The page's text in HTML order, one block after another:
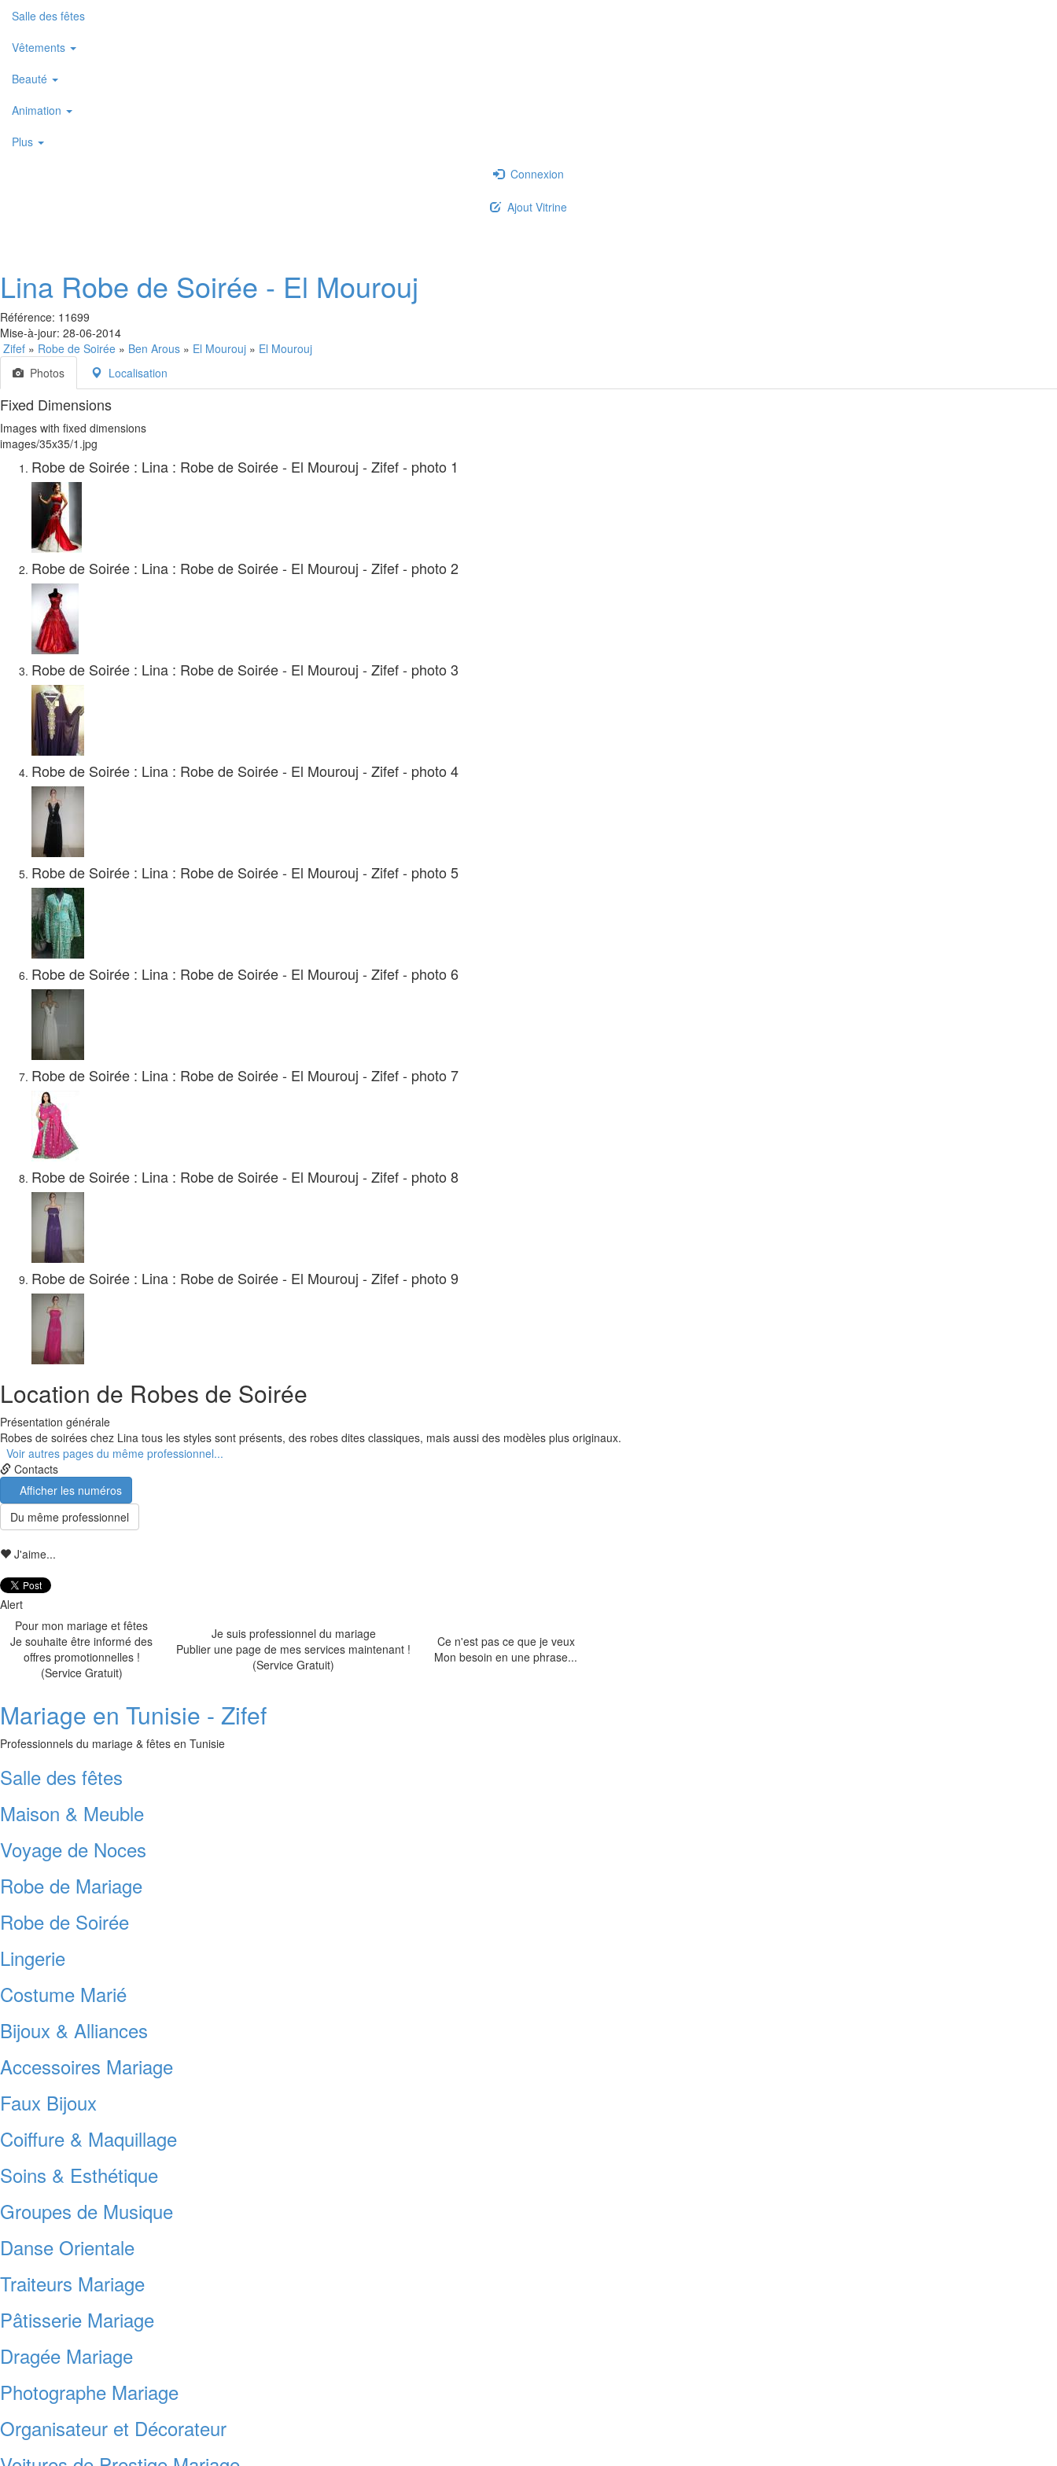
Salle des fêtes
Vêtements
Beauté
Animation
Plus
Connexion
Ajout Vitrine
Lina Robe de Soirée - El Mourouj
Référence: 11699
Mise-à-jour: 28-06-2014
Zifef » Robe de Soirée » Ben Arous » El Mourouj » El Mourouj
Photos
Localisation
Fixed Dimensions
Images with fixed dimensions
images/35x35/1.jpg
Robe de Soirée : Lina : Robe de Soirée - El Mourouj - Zifef - photo 1
Robe de Soirée : Lina : Robe de Soirée - El Mourouj - Zifef - photo 2
Robe de Soirée : Lina : Robe de Soirée - El Mourouj - Zifef - photo 3
Robe de Soirée : Lina : Robe de Soirée - El Mourouj - Zifef - photo 4
Robe de Soirée : Lina : Robe de Soirée - El Mourouj - Zifef - photo 5
Robe de Soirée : Lina : Robe de Soirée - El Mourouj - Zifef - photo 6
Robe de Soirée : Lina : Robe de Soirée - El Mourouj - Zifef - photo 7
Robe de Soirée : Lina : Robe de Soirée - El Mourouj - Zifef - photo 8
Robe de Soirée : Lina : Robe de Soirée - El Mourouj - Zifef - photo 9
Location de Robes de Soirée
Présentation générale
Robes de soirées chez Lina tous les styles sont présents, des robes dites classiques, mais aussi des modèles plus originaux.
Voir autres pages du même professionnel...
Contacts
Afficher les numéros
Du même professionnel
J'aime...
Alert
Pour mon mariage et fêtes
Je souhaite être informé des
offres promotionnelles !
(Service Gratuit)
Je suis professionnel du mariage
Publier une page de mes services maintenant !
(Service Gratuit)
Ce n'est pas ce que je veux
Mon besoin en une phrase...
Mariage en Tunisie - Zifef
Professionnels du mariage & fêtes en Tunisie
Salle des fêtes
Maison & Meuble
Voyage de Noces
Robe de Mariage
Robe de Soirée
Lingerie
Costume Marié
Bijoux & Alliances
Accessoires Mariage
Faux Bijoux
Coiffure & Maquillage
Soins & Esthétique
Groupes de Musique
Danse Orientale
Traiteurs Mariage
Pâtisserie Mariage
Dragée Mariage
Photographe Mariage
Organisateur et Décorateur